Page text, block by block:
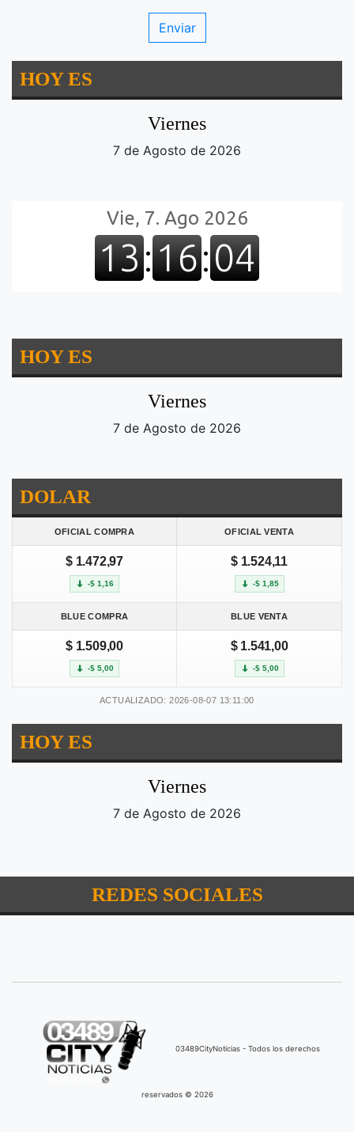
HOY ES
Viernes
7 de Agosto de 2026
HOY ES
Viernes
7 de Agosto de 2026
DOLAR
OFICIAL COMPRA OFICIAL VENTA
$ 1.472,97
-$ 1,16
$ 1.524,11
-$ 1,85
BLUE COMPRA BLUE VENTA
$ 1.509,00
-$ 5,00
$ 1.541,00
-$ 5,00
ACTUALIZADO: 2026-08-07 13:11:00
HOY ES
Viernes
7 de Agosto de 2026
REDES SOCIALES
03489CityNoticias - Todos los derechos
reservados © 2026